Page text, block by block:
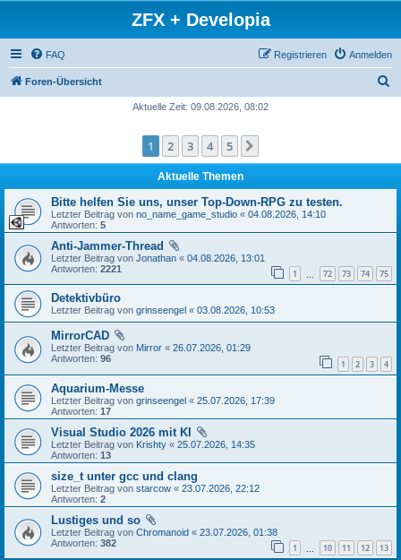
ZFX + Developia
FAQ Anmelden
Registrieren
Foren-Übersicht
e
Aktuelle Zeit: 09.08.2026, 08:02
1 2 3 4 5
Aktuelle Themen
Bitte helfen Sie uns, unser Top-Down-RPG zu testen.
Letzter Beitrag von no_name_game_studio « 04.08.2026, 14:10
Antworten: 5
Anti-Jammer-Thread
Letzter Beitrag von Jonathan « 04.08.2026, 13:01
Antworten: 2221 1 72 73 74 75
Detektivbüro
Letzter Beitrag von grinseengel « 03.08.2026, 10:53
MirrorCAD
Letzter Beitrag von Mirror « 26.07.2026, 01:29
Antworten: 96 1 2 3 4
Aquarium-Messe
Letzter Beitrag von grinseengel « 25.07.2026, 17:39
Antworten: 17
Visual Studio 2026 mit KI
Letzter Beitrag von Krishty « 25.07.2026, 14:35
Antworten: 13
size_t unter gcc und clang
Letzter Beitrag von starcow « 23.07.2026, 22:12
Antworten: 2
Lustiges und so
Letzter Beitrag von Chromanoid « 23.07.2026, 01:38
Antworten: 382 1 10 11 12 13